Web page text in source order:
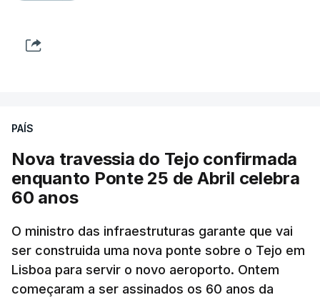
PAÍS
Nova travessia do Tejo confirmada
enquanto Ponte 25 de Abril celebra
60 anos
O ministro das infraestruturas garante que vai
ser construida uma nova ponte sobre o Tejo em
Lisboa para servir o novo aeroporto. Ontem
começaram a ser assinados os 60 anos da